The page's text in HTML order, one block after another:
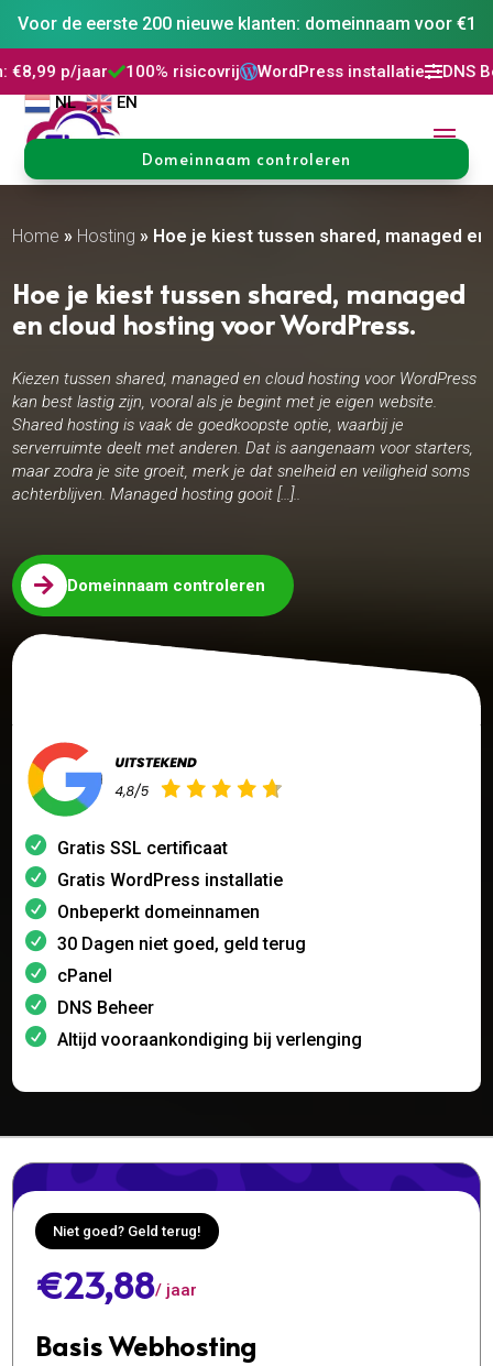
Voor de eerste 200 nieuwe klanten: domeinnaam voor €1
100% risicovrijWordPress installatieDNS Beheer30
NL
EN
Domeinnaam controleren
Home » Hosting » Hoe je kiest tussen shared, managed
Hoe je kiest tussen shared, managed
en cloud hosting voor WordPress.​
Kiezen tussen shared, managed en cloud hosting voor WordPress
kan best lastig zijn, vooral als je begint met je eigen website.
Shared hosting is vaak de goedkoopste optie, waarbij je
serverruimte deelt met anderen. Dat is aangenaam voor starters,
maar zodra je site groeit, merk je dat snelheid en veiligheid soms
achterblijven. Managed hosting gooit […]..
 Domeinnaam controleren
Gratis SSL certificaat
Gratis WordPress installatie
Onbeperkt domeinnamen
30 Dagen niet goed, geld terug
cPanel
DNS Beheer
Altijd vooraankondiging bij verlenging
Niet goed? Geld terug!
€23,88/ jaar
Basis Webhosting